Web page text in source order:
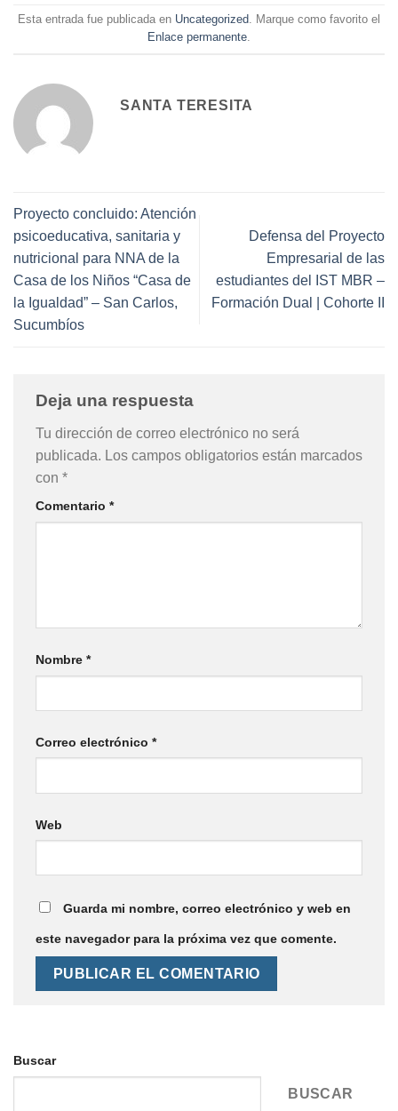
Esta entrada fue publicada en Uncategorized. Marque como favorito el
Enlace permanente.
SANTA TERESITA
Proyecto concluido: Atención
psicoeducativa, sanitaria y
nutricional para NNA de la
Casa de los Niños “Casa de
la Igualdad” – San Carlos,
Sucumbíos
Defensa del Proyecto
Empresarial de las
estudiantes del IST MBR –
Formación Dual | Cohorte II
Deja una respuesta
Tu dirección de correo electrónico no será
publicada. Los campos obligatorios están marcados
con *
Comentario *
Nombre *
Correo electrónico *
Web
Guarda mi nombre, correo electrónico y web en
este navegador para la próxima vez que comente.
Buscar
BUSCAR